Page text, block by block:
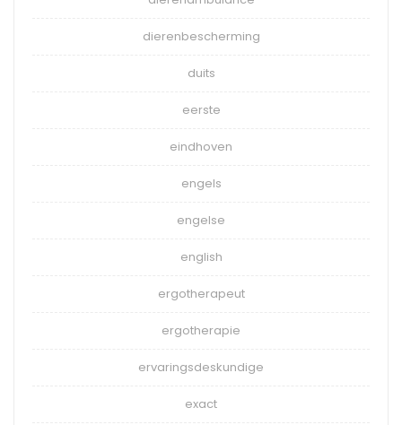
dierenbescherming
duits
eerste
eindhoven
engels
engelse
english
ergotherapeut
ergotherapie
ervaringsdeskundige
exact